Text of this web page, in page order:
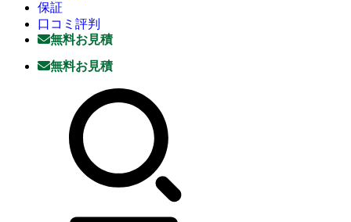
保証
口コミ評判
無料お見積
無料お見積